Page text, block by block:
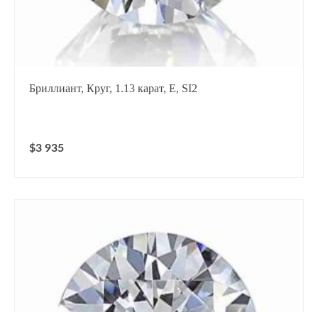
Бриллиант, Круг, 1.13 карат, E, SI2
$3 935